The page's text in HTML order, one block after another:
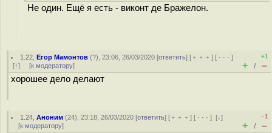
Не один. Ещё я есть - виконт де Бражелон.
1.22 ,Егор Мамонтов (?), 23:06, 26/03/2020 [ответить] [ ﹢﹢﹢] [ · · ·]
[↑] [к модератору]
+1
+ / –
хорошее дело делают
1.24 ,Аноним (24), 23:18, 26/03/2020 [ответить] [ ﹢﹢﹢] [ · · ·][↓]
[к модератору]
–1
+ / –